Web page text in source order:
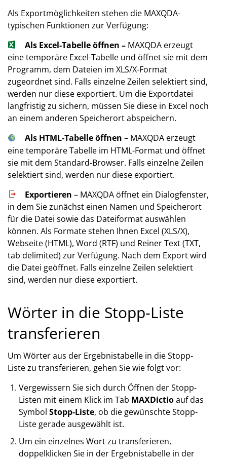
Als Exportmöglichkeiten stehen die MAXQDA-
typischen Funktionen zur Verfügung:
Als Excel-Tabelle öffnen – MAXQDA erzeugt
eine temporäre Excel-Tabelle und öffnet sie mit dem
Programm, dem Dateien im XLS/X-Format
zugeordnet sind. Falls einzelne Zeilen selektiert sind,
werden nur diese exportiert. Um die Exportdatei
langfristig zu sichern, müssen Sie diese in Excel noch
an einem anderen Speicherort abspeichern.
Als HTML-Tabelle öffnen – MAXQDA erzeugt
eine temporäre Tabelle im HTML-Format und öffnet
sie mit dem Standard-Browser. Falls einzelne Zeilen
selektiert sind, werden nur diese exportiert.
Exportieren – MAXQDA öffnet ein Dialogfenster,
in dem Sie zunächst einen Namen und Speicherort
für die Datei sowie das Dateiformat auswählen
können. Als Formate stehen Ihnen Excel (XLS/X),
Webseite (HTML), Word (RTF) und Reiner Text (TXT,
tab delimited) zur Verfügung. Nach dem Export wird
die Datei geöffnet. Falls einzelne Zeilen selektiert
sind, werden nur diese exportiert.
Wörter in die Stopp-Liste
transferieren
Um Wörter aus der Ergebnistabelle in die Stopp-
Liste zu transferieren, gehen Sie wie folgt vor:
Vergewissern Sie sich durch Öffnen der Stopp-
Listen mit einem Klick im Tab MAXDictioauf das
SymbolStopp-Liste, ob die gewünschte Stopp-
Liste gerade ausgewählt ist.
Um ein einzelnes Wort zu transferieren,
doppelklicken Sie in der Ergebnistabelle in der